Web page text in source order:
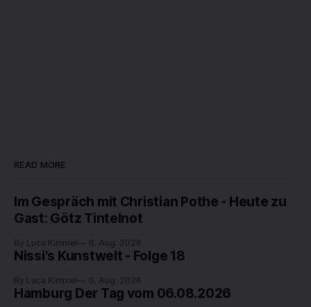
READ MORE
Im Gespräch mit Christian Pothe - Heute zu
Gast: Götz Tintelnot
By Luca Kimmel 6. Aug. 2026
Nissi's Kunstwelt - Folge 18
By Luca Kimmel 6. Aug. 2026
Hamburg Der Tag vom 06.08.2026